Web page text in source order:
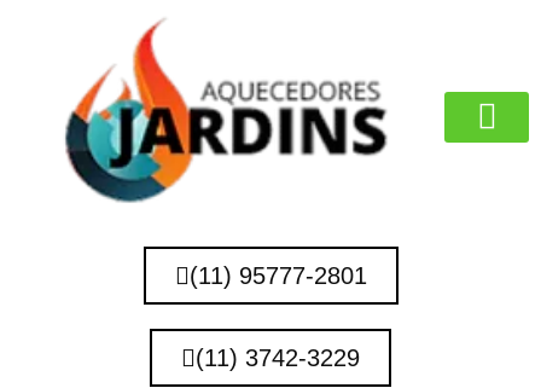
(11) 95777-2801
(11) 3742-3229